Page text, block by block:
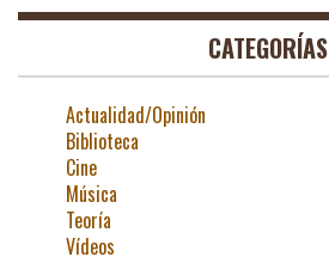
CATEGORÍAS
Actualidad/Opinión
Biblioteca
Cine
Música
Teoría
Vídeos